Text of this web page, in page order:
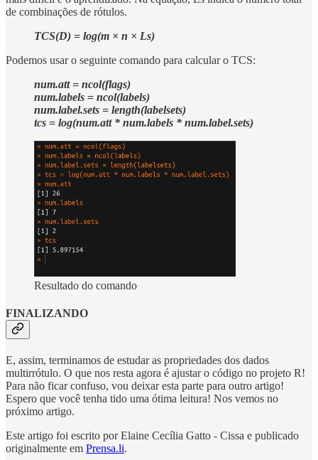
de combinações de rótulos.
TCS(D) = log(m × n × Ls)
Podemos usar o seguinte comando para calcular o TCS:
num.att = ncol(flags)
num.labels = ncol(labels)
num.label.sets = length(labelsets)
tcs = log(num.att * num.labels * num.label.sets)
Resultado do comando
FINALIZANDO
E, assim, terminamos de estudar as propriedades dos dados
multirrótulo. O que nos resta agora é ajustar o código no projeto R!
Para não ficar confuso, vou deixar esta parte para outro artigo!
Espero que você tenha tido uma ótima leitura! Nos vemos no
próximo artigo.
Este artigo foi escrito por Elaine Cecília Gatto - Cissa e publicado
originalmente em Prensa.li.